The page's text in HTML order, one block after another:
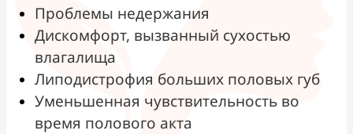
Проблемы недержания
Дискомфорт, вызванный сухостью
влагалища
Липодистрофия больших половых губ
Уменьшенная чувствительность во
время полового акта